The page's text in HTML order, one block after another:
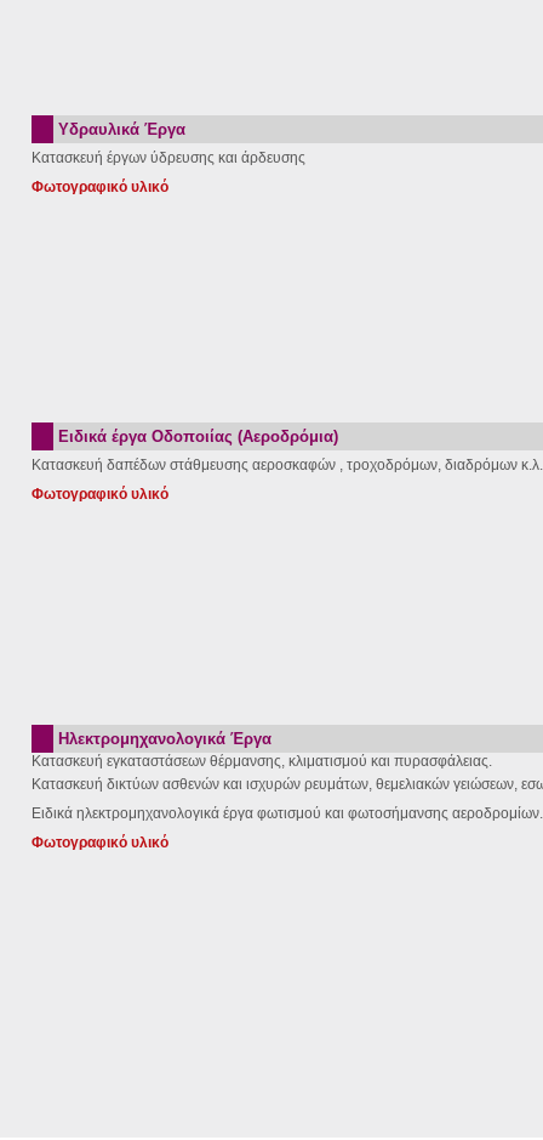
Υδραυλικά Έργα
Κατασκευή έργων ύδρευσης και άρδευσης
Φωτογραφικό υλικό
Ειδικά έργα Οδοποιίας (Αεροδρόμια)
Κατασκευή δαπέδων στάθμευσης αεροσκαφών , τροχοδρόμων, διαδρόμων
Φωτογραφικό υλικό
Ηλεκτρομηχανολογικά Έργα
Κατασκευή εγκαταστάσεων θέρμανσης, κλιματισμού και πυρασφάλειας.
Κατασκευή δικτύων ασθενών και ισχυρών ρευμάτων, θεμελιακών γειώσεων,
Ειδικά ηλεκτρομηχανολογικά έργα φωτισμού και φωτοσήμανσης αεροδρομίων.
Φωτογραφικό υλικό